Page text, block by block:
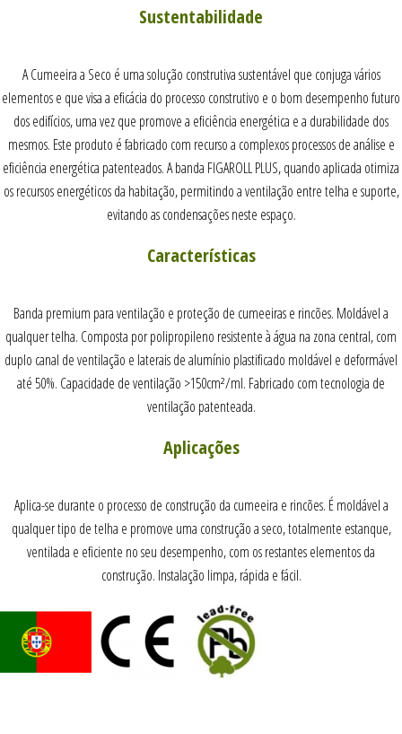
Sustentabilidade
A Cumeeira a Seco é uma solução construtiva sustentável que conjuga vários
elementos e que visa a eficácia do processo construtivo e o bom desempenho futuro
dos edifícios, uma vez que promove a eficiência energética e a durabilidade dos
mesmos. Este produto é fabricado com recurso a complexos processos de análise e
eficiência energética patenteados. A banda FIGAROLL PLUS, quando aplicada otimiza
os recursos energéticos da habitação, permitindo a ventilação entre telha e suporte,
evitando as condensações neste espaço.
Características
Banda premium para ventilação e proteção de cumeeiras e rincões. Moldável a
qualquer telha. Composta por polipropileno resistente à água na zona central, com
duplo canal de ventilação e laterais de alumínio plastificado moldável e deformável
até 50%. Capacidade de ventilação >150cm²/ml. Fabricado com tecnologia de
ventilação patenteada.
Aplicações
Aplica-se durante o processo de construção da cumeeira e rincões. É moldável a
qualquer tipo de telha e promove uma construção a seco, totalmente estanque,
ventilada e eficiente no seu desempenho, com os restantes elementos da
construção. Instalação limpa, rápida e fácil.